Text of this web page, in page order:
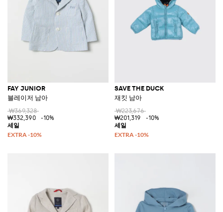
FAY JUNIOR
블레이저 남아
₩369,328
₩332,390
-10%
SAVE THE DUCK
재킷 남아
₩223,676
₩201,319
-10%